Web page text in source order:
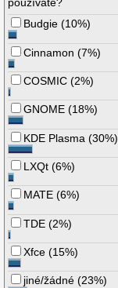
Budgie (10%)
Cinnamon (7%)
COSMIC (2%)
GNOME (18%)
KDE Plasma (30%)
LXQt (6%)
MATE (6%)
TDE (2%)
Xfce (15%)
jiné/žádné (23%)